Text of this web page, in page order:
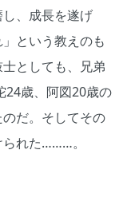
、成長を遂げ
という教えのも
としても、兄弟
24歳、阿図20歳の
だ。そしてその
れた………。